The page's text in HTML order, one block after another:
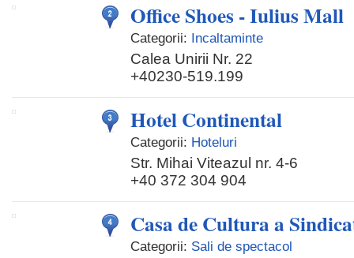
Office Shoes - Iulius Mall
Categorii: Incaltaminte
Calea Unirii Nr. 22
+40230-519.199
Hotel Continental
Categorii: Hoteluri
Str. Mihai Viteazul nr. 4-6
+40 372 304 904
Casa de Cultura a
Categorii: Sali de spectacol